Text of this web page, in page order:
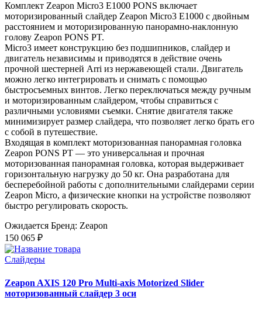
Комплект Zeapon Micro3 E1000 PONS включает
моторизированный слайдер Zeapon Micro3 E1000 с двойным
расстоянием и моторизированную панорамно-наклонную
голову Zeapon PONS PT.
Micro3 имеет конструкцию без подшипников, слайдер и
двигатель независимы и приводятся в действие очень
прочной шестерней Arri из нержавеющей стали. Двигатель
можно легко интегрировать и снимать с помощью
быстросъемных винтов. Легко переключаться между ручным
и моторизированным слайдером, чтобы справиться с
различными условиями съемки. Снятие двигателя также
минимизирует размер слайдера, что позволяет легко брать его
с собой в путешествие.
Входящая в комплект моторизованная панорамная головка
Zeapon PONS PT — это универсальная и прочная
моторизованная панорамная головка, которая выдерживает
горизонтальную нагрузку до 50 кг. Она разработана для
бесперебойной работы с дополнительными слайдерами серии
Zeapon Micro, а физические кнопки на устройстве позволяют
быстро регулировать скорость.
Ожидается Бренд: Zeapon
150 065 ₽
Слайдеры
Zeapon AXIS 120 Pro Multi-axis Motorized Slider
моторизованный слайдер 3 оси